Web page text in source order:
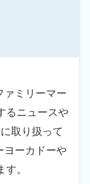
ァミリーマー
るニュースや
取り扱って
ヨーカドーや
。